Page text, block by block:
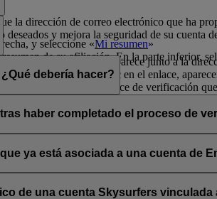
y seleccione «Mi resumen»
de su afiliación. En la parte inferior,
Skywards.
situados en la esquina superior derecha de
la dirección de correo electrónico que ha
y mejora la seguridad de su
«Verificar» que aparece junto a la
Al hacer clic en el enlace,
en cuenta que el enlace de verificación
debería hacer?
los mensajes se filtran de forma
la opción «Verificar» en la sección Mi
haber completado el proceso de
y única aunque haya verificado su
ya está asociada a una cuenta de
a direcciones de correo electrónico
Póngase en contacto con nosotrospara
de una cuenta Skysurfers vinculada